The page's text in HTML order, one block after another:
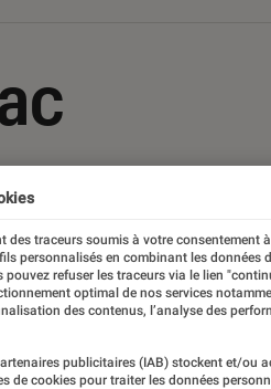
Baromètre SAV
en 1972, le Labo Fnac est
pour la richesse et
pour être
des traceurs soumis à votre consentement
personnalisés en combinant les données
pouvez refuser les traceurs via le lien
optimal de nos services
des contenus, l’analyse des
publicitaires (IAB) stockent et/ou
de cookies pour traiter les données